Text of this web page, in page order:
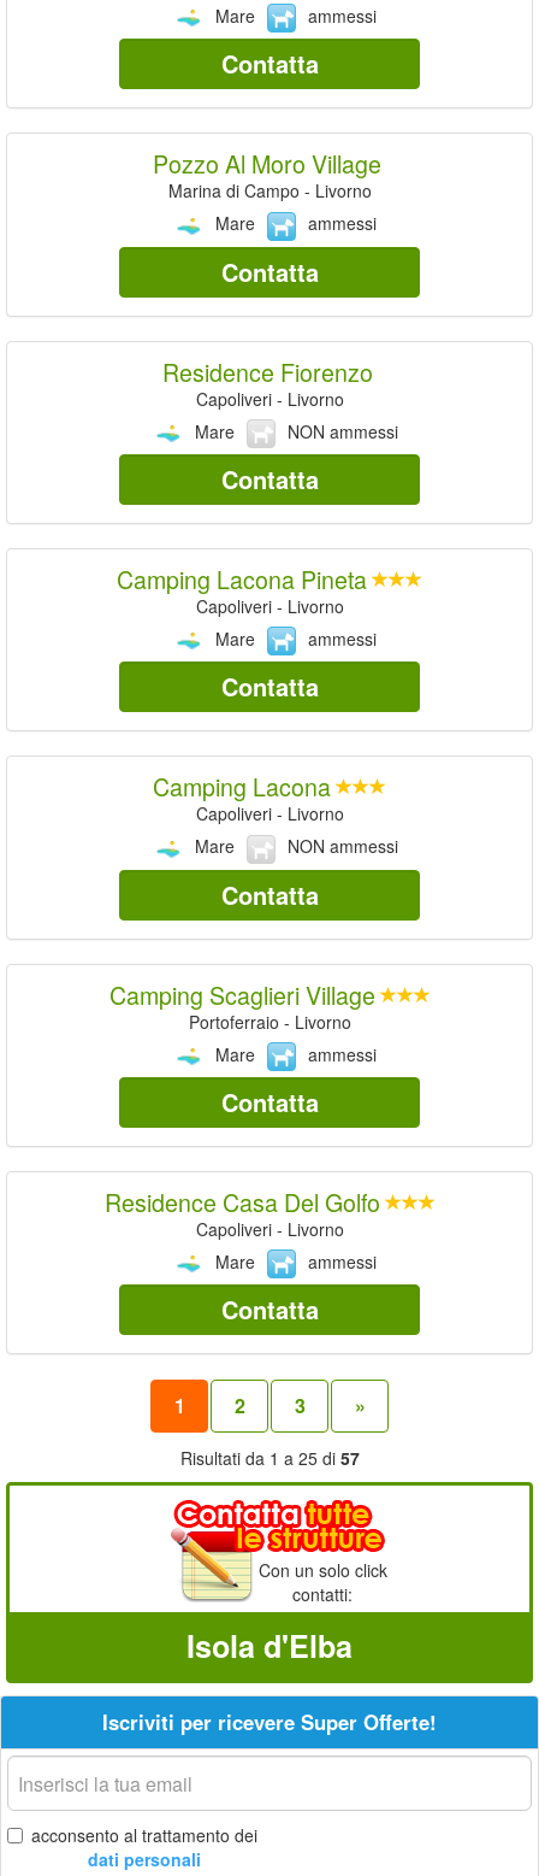
Mare
ammessi
Contatta
Pozzo Al Moro Village
Marina di Campo - Livorno
Mare
ammessi
Contatta
Residence Fiorenzo
Capoliveri - Livorno
Mare
NON ammessi
Contatta
Camping Lacona Pineta
Capoliveri - Livorno
Mare
ammessi
Contatta
Camping Lacona
Capoliveri - Livorno
Mare
NON ammessi
Contatta
Camping Scaglieri Village
Portoferraio - Livorno
Mare
ammessi
Contatta
Residence Casa Del Golfo
Capoliveri - Livorno
Mare
ammessi
Contatta
1 2 3 »
Risultati da 1 a 25 di 57
Con un solo click
contatti:
Isola d'Elba
Iscriviti per ricevere Super Offerte!
La
tua
email
acconsento al trattamento dei
dati personali